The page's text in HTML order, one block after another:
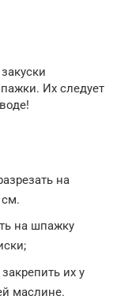
Их следует
на
на шпажку
их у
маслине.